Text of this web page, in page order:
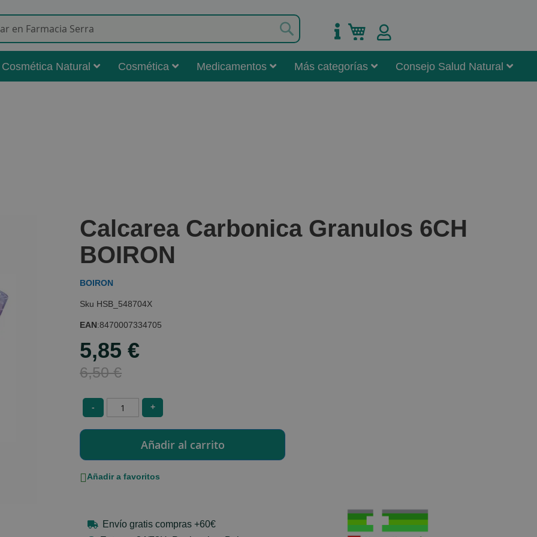
Mi carrito
Cosmética Natural Cosmética Medicamentos Más categorías Consejo Salud Natural
Calcarea Carbonica Granulos 6CH
BOIRON
BOIRON
HSB_548704X
EAN:8470007334705
Special
Price
5,85 €
6,50 €
- +
Añadir a favoritos
Envío gratis compras +60€